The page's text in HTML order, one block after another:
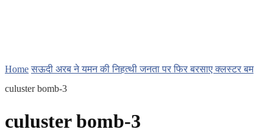
Home सऊदी अरब ने यमन की निहत्थी जनता पर फिर बरसाए क्लस्टर बम
culuster bomb-3
culuster bomb-3